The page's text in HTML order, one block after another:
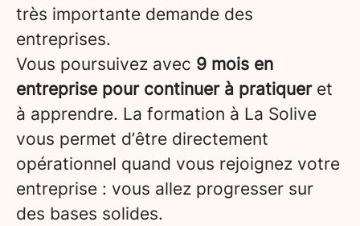
très importante demande des
entreprises.
Vous poursuivez avec 9 mois en
entreprise pour continuer à pratiqueret
à apprendre. La formation à La Solive
vous permet d’être directement
opérationnel quand vous rejoignez votre
entreprise : vous allez progresser sur
des bases solides.